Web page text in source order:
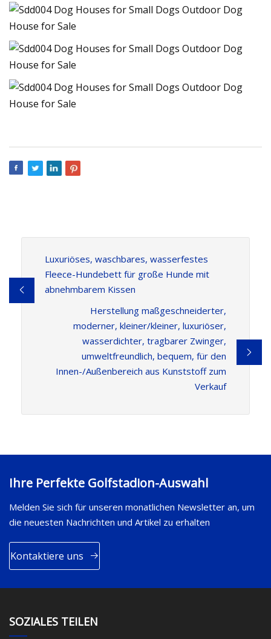
Luxuriöses, waschbares, wasserfestes
Fleece-Hundebett für große Hunde mit
abnehmbarem Kissen
Herstellung maßgeschneiderter,
moderner, kleiner/kleiner, luxuriöser,
wasserdichter, tragbarer Zwinger,
umweltfreundlich, bequem, für den
Innen-/Außenbereich aus Kunststoff zum
Verkauf
Ihre Perfekte Golfstadion-Auswahl
Melden Sie sich für unseren monatlichen Newsletter an, um
die neuesten Nachrichten und Artikel zu erhalten
Kontaktiere uns
SOZIALES TEILEN